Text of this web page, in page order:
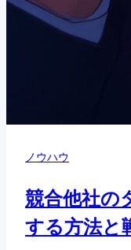
ノウハウ
競合他社の
する方法と